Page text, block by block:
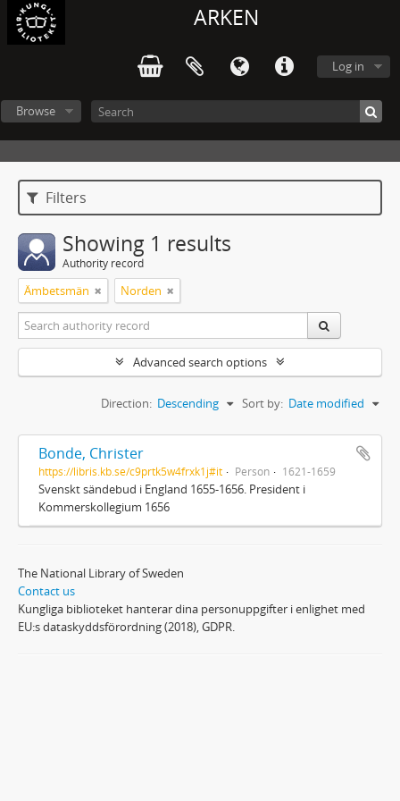
ARKEN
Log in
Browse
Filters
Showing 1 results
Authority record
Ämbetsmän Norden
Advanced search options
Sort by: Date modified
Direction: Descending
Bonde, Christer
https://libris.kb.se/c9prtk5w4frxk1j#it Person 1621-1659
Svenskt sändebud i England 1655-1656. President i
Kommerskollegium 1656
The National Library of Sweden
Contact us
Kungliga biblioteket hanterar dina personuppgifter i enlighet med
EU:s dataskyddsförordning (2018), GDPR.